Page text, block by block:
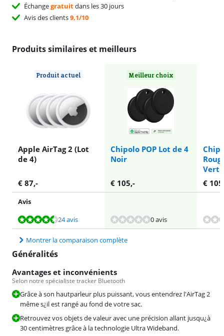
Échangegratuitdans les 30 jours
Avis des clients9,1/10
Produits similaires et meilleurs
Produit actuel
Apple AirTag 2 (Lot
de 4)
Meilleur choix
Chipolo POP Lot de 4
Noir
Vert
€ 87,- € 105,- € 105
Avis
La note est de 8,7 sur 10, basée sur 24 avis.
24 avis 0 avis
La note est de 9,2 sur 10, basée sur 23 avis.
Montrer la comparaison complète
Généralités
Avantages et inconvénients
Selon notre spécialiste tracker Bluetooth
Grâce à son hautparleur plus puissant, vous entendrez l'AirTag 2
même s¿il est rangé au fond de votre sac.
Retrouvez vos objets de valeur avec une précision allant jusqu¿à
30 centimètres grâce à la technologie Ultra Wideband.